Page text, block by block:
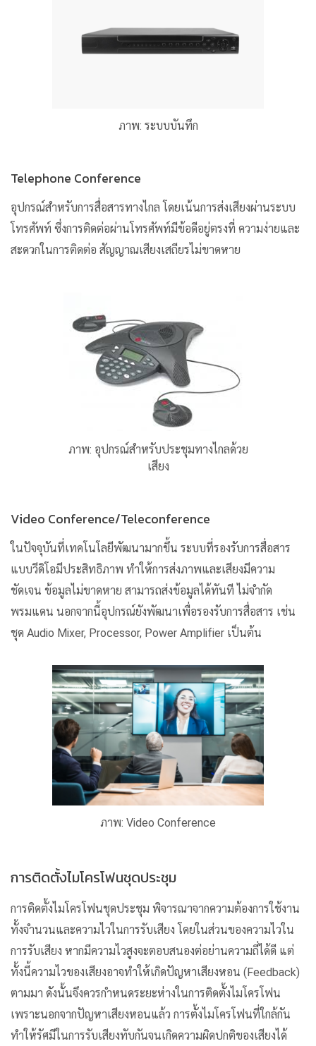
ภาพ: ระบบบันทึก
Telephone Conference
อุปกรณ์สำหรับการสื่อสารทางไกล โดยเน้นการส่งเสียงผ่านระบบ
โทรศัพท์ ซึ่งการติดต่อผ่านโทรศัพท์มีข้อดีอยู่ตรงที่ ความง่ายและ
สะดวกในการติดต่อ สัญญาณเสียงเสถียรไม่ขาดหาย
ภาพ: อุปกรณ์สำหรับประชุมทางไกลด้วย
เสียง
Video Conference/Teleconference
ในปัจจุบันที่เทคโนโลยีพัฒนามากขึ้น ระบบที่รองรับการสื่อสาร
แบบวีดิโอมีประสิทธิภาพ ทำให้การส่งภาพและเสียงมีความ
ชัดเจน ข้อมูลไม่ขาดหาย สามารถส่งข้อมูลได้ทันที ไม่จำกัด
พรมแดน นอกจากนี้อุปกรณ์ยังพัฒนาเพื่อรองรับการสื่อสาร เช่น
ชุด Audio Mixer, Processor, Power Amplifier เป็นต้น
ภาพ: Video Conference
การติดตั้งไมโครโฟนชุดประชุม
การติดตั้งไมโครโฟนชุดประชุม พิจารณาจากความต้องการใช้งาน
ทั้งจำนวนและความไวในการรับเสียง โดยในส่วนของความไวใน
การรับเสียง หากมีความไวสูงจะตอบสนองต่อย่านความถี่ได้ดี แต่
ทั้งนี้ความไวของเสียงอาจทำให้เกิดปัญหาเสียงหอน (Feedback)
ตามมา ดังนั้นจึงควรกำหนดระยะห่างในการติดตั้งไมโครโฟน
เพราะนอกจากปัญหาเสียงหอนแล้ว การตั้งไมโครโฟนที่ใกล้กัน
ทำให้รัศมีในการรับเสียงทับกันจนเกิดความผิดปกติของเสียงได้